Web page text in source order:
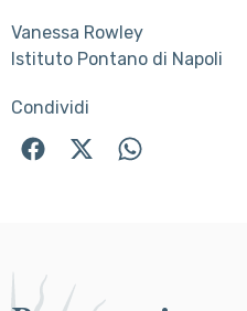
Vanessa Rowley
Istituto Pontano di Napoli
Condividi